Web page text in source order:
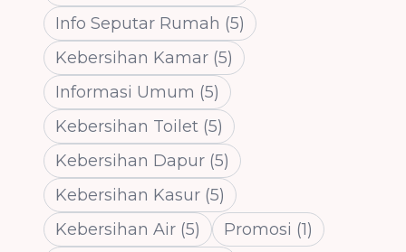
Info Seputar Rumah (5)
Kebersihan Kamar (5)
Informasi Umum (5)
Kebersihan Toilet (5)
Kebersihan Dapur (5)
Kebersihan Kasur (5)
Kebersihan Air (5) Promosi (1)